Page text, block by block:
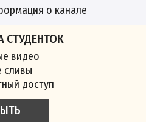
о канале
СТУДЕНТОК
видео
сливы
доступ